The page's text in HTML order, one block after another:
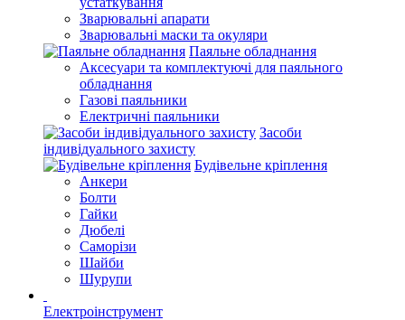
Зварювальні апарати
Зварювальні маски та окуляри
Паяльне обладнання
Аксесуари та комплектуючі для паяльного
обладнання
Газові паяльники
Електричні паяльники
Засоби
індивідуального захисту
Будівельне кріплення
Анкери
Болти
Гайки
Дюбелі
Саморізи
Шайби
Шурупи
Електроінструмент